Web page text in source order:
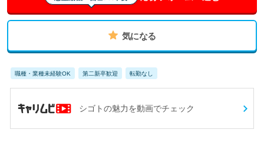
気になる
職種・業種未経験OK 第二新卒歓迎 転勤なし
シゴトの魅力を動画でチェック